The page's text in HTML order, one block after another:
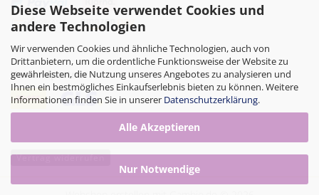
Diese Webseite verwendet Cookies und
andere Technologien
Wir verwenden Cookies und ähnliche Technologien, auch von
Drittanbietern, um die ordentliche Funktionsweise der Website zu
gewährleisten, die Nutzung unseres Angebotes zu analysieren und
Ihnen ein bestmögliches Einkaufserlebnis bieten zu können. Weitere
Informationen finden Sie in unserer Datenschutzerklärung.
Alle Akzeptieren
Nur Notwendige
Versandpartner
Vertrag widerrufen